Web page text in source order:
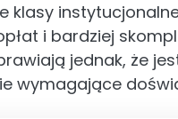
klasy
i bardziej
jednak, że
wymagające